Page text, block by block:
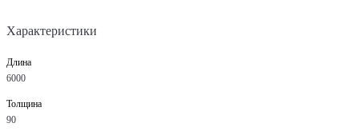
Характеристики
Длина
6000
Толщина
90